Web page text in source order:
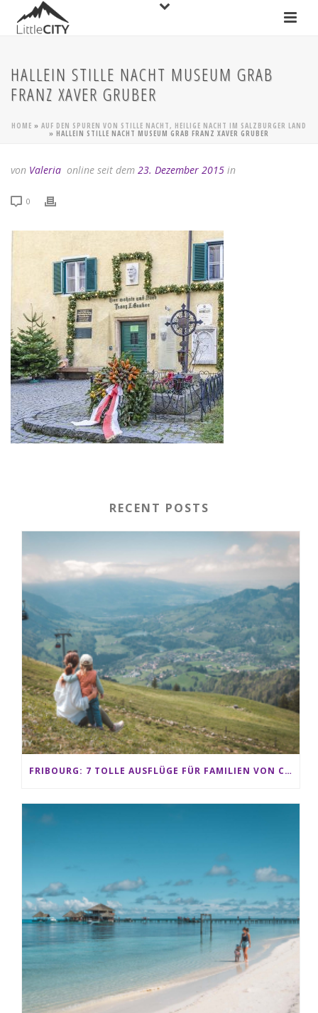
HALLEIN STILLE NACHT MUSEUM GRAB
FRANZ XAVER GRUBER
HOME » AUF DEN SPUREN VON STILLE NACHT, HEILIGE NACHT IM SALZBURGER LAND
» HALLEIN STILLE NACHT MUSEUM GRAB FRANZ XAVER GRUBER
von Valeria online seit dem 23. Dezember 2015 in
0
RECENT POSTS
FRIBOURG: 7 TOLLE AUSFLÜGE FÜR FAMILIEN VON CHARMEY BIS LES PACCOTS